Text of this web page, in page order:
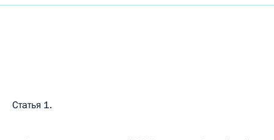
Статья 1.